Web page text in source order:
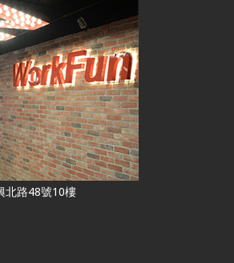
北路48號10樓